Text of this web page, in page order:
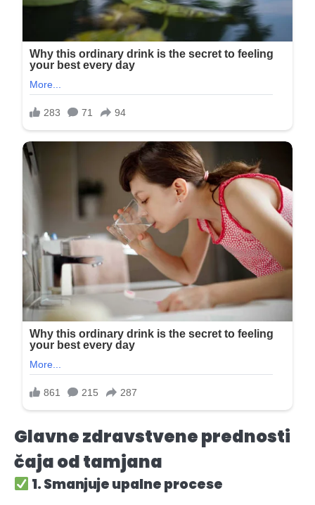
Glavne zdravstvene prednosti
čaja od tamjana
1. Smanjuje upalne procese